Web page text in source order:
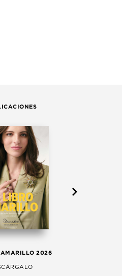
AMARILLO 2026